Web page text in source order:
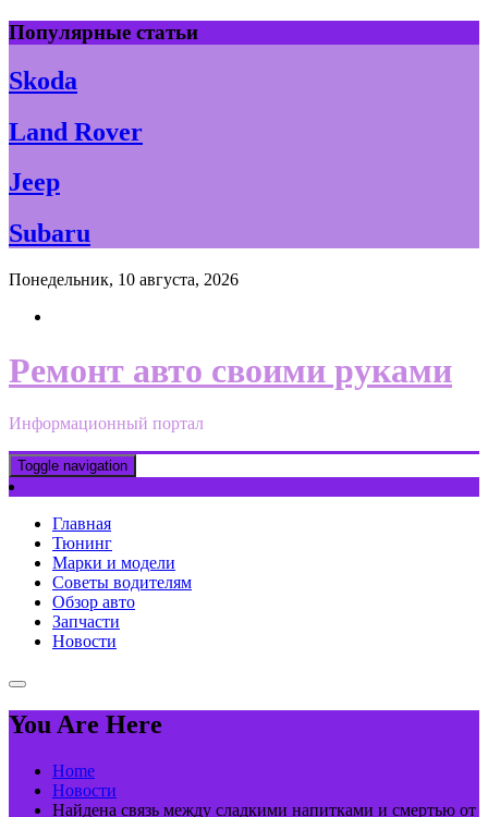
Skip
to
content
Популярные статьи
Skoda
Land Rover
Jeep
Subaru
Понедельник, 10 августа, 2026
Ремонт авто своими руками
Информационный портал
Toggle navigation
Главная
Тюнинг
Марки и модели
Советы водителям
Обзор авто
Запчасти
Новости
You Are Here
Home
Новости
Найдена связь между сладкими напитками и смертью от